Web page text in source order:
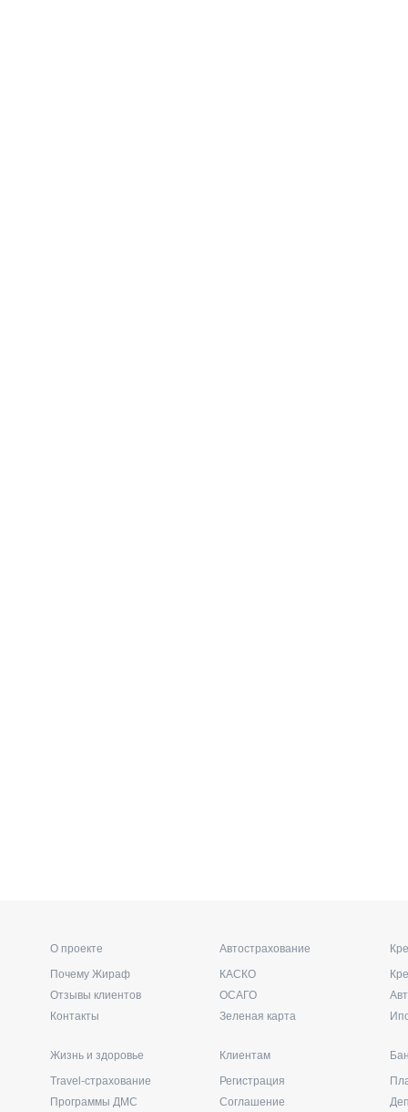
О проекте
Почему Жираф
Отзывы клиентов
Контакты
Автострахование
КАСКО
ОСАГО
Зеленая карта
Жизнь и здоровье
Travel-страхование
Программы ДМС
Клиентам
Регистрация
Соглашение